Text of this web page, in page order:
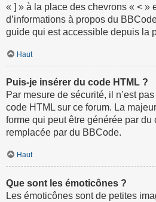
« ] » à la place des chevrons « < »
d’informations à propos du
guide qui est accessible depuis la
Haut
Puis-je insérer du code HTML ?
Par mesure de sécurité, il n’est
code HTML sur ce forum. La
forme qui peut être générée par du
remplacée par du BBCode.
Haut
Que sont les émoticônes ?
Les émoticônes sont de petites